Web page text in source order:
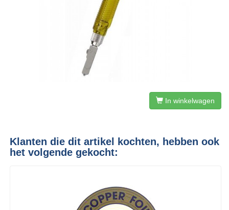
In winkelwagen
Klanten die dit artikel kochten, hebben ook
het volgende gekocht: